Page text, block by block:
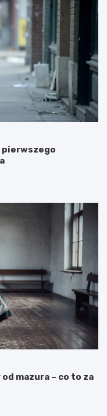
pierwszego
mazura – co to za